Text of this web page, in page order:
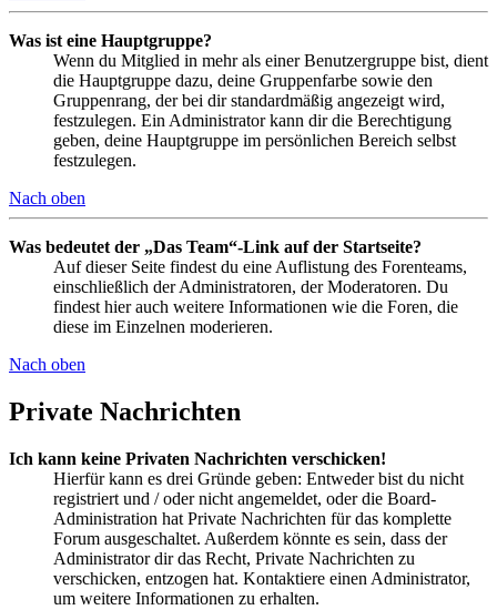
Was ist eine Hauptgruppe?
Wenn du Mitglied in mehr als einer Benutzergruppe bist, dient
die Hauptgruppe dazu, deine Gruppenfarbe sowie den
Gruppenrang, der bei dir standardmäßig angezeigt wird,
festzulegen. Ein Administrator kann dir die Berechtigung
geben, deine Hauptgruppe im persönlichen Bereich selbst
festzulegen.
Nach oben
Was bedeutet der „Das Team“-Link auf der Startseite?
Auf dieser Seite findest du eine Auflistung des Forenteams,
einschließlich der Administratoren, der Moderatoren. Du
findest hier auch weitere Informationen wie die Foren, die
diese im Einzelnen moderieren.
Nach oben
Private Nachrichten
Ich kann keine Privaten Nachrichten verschicken!
Hierfür kann es drei Gründe geben: Entweder bist du nicht
registriert und / oder nicht angemeldet, oder die Board-
Administration hat Private Nachrichten für das komplette
Forum ausgeschaltet. Außerdem könnte es sein, dass der
Administrator dir das Recht, Private Nachrichten zu
verschicken, entzogen hat. Kontaktiere einen Administrator,
um weitere Informationen zu erhalten.